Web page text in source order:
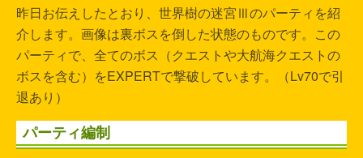
昨日お伝えしたとおり、世界樹の迷宮Ⅲのパーティを紹
介します。画像は裏ボスを倒した状態のものです。この
パーティで、全てのボス（クエストや大航海クエストの
ボスを含む）をEXPERTで撃破しています。（Lv70で引
退あり）
パーティ編制